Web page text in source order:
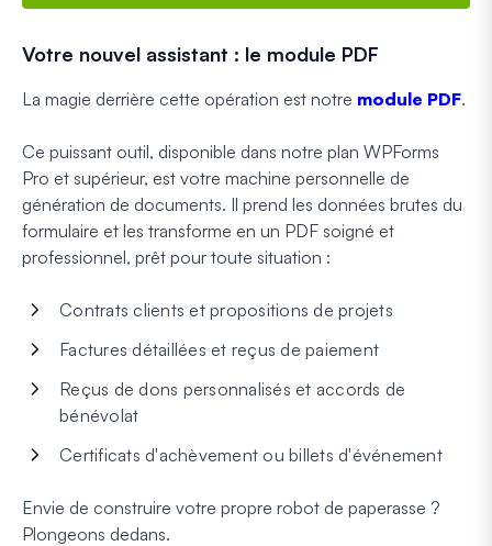
Votre nouvel assistant : le module PDF
La magie derrière cette opération est notre module PDF.
Ce puissant outil, disponible dans notre plan WPForms
Pro et supérieur, est votre machine personnelle de
génération de documents. Il prend les données brutes du
formulaire et les transforme en un PDF soigné et
professionnel, prêt pour toute situation :
Contrats clients et propositions de projets
Factures détaillées et reçus de paiement
Reçus de dons personnalisés et accords de
bénévolat
Certificats d'achèvement ou billets d'événement
Envie de construire votre propre robot de paperasse ?
Plongeons dedans.